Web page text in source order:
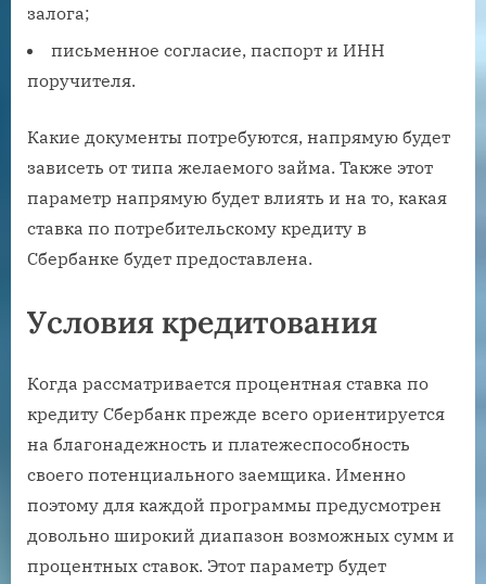
залога;
письменное согласие, паспорт и ИНН
поручителя.
Какие документы потребуются, напрямую будет
зависеть от типа желаемого займа. Также этот
параметр напрямую будет влиять и на то, какая
ставка по потребительскому кредиту в
Сбербанке будет предоставлена.
Условия кредитования
Когда рассматривается процентная ставка по
кредиту Сбербанк прежде всего ориентируется
на благонадежность и платежеспособность
своего потенциального заемщика. Именно
поэтому для каждой программы предусмотрен
довольно широкий диапазон возможных сумм и
процентных ставок. Этот параметр будет